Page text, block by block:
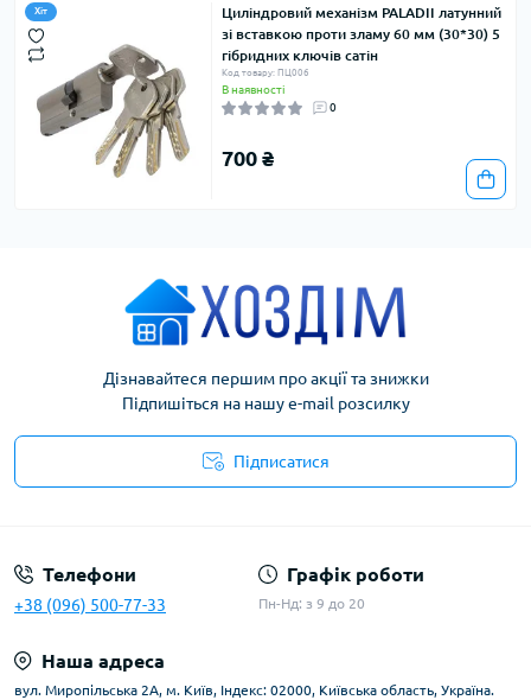
Хіт
Циліндровий механізм PALADII латунний
зі вставкою проти зламу 60 мм (30*30) 5
гібридних ключів сатін
Код товару: ПЦ006
В наявності
0
700 ₴
Дізнавайтеся першим про акції та знижки
Підпишіться на нашу e-mail розсилку
Підписатися
Телефони
+38 (096) 500-77-33
Графік роботи
Пн-Нд: з 9 до 20
Наша адреса
вул. Миропільська 2А, м. Київ, Індекс: 02000, Київська область, Україна.